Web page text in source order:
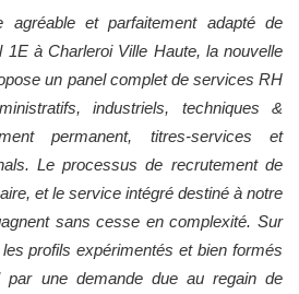
agréable et parfaitement adapté de
1E à Charleroi Ville Haute, la nouvelle
un panel complet de services RH
industriels, techniques &
permanent, titres-services et
Le processus de recrutement de
et le service intégré destiné à notre
sans cesse en complexité. Sur
profils expérimentés et bien formés
par une demande due au regain de